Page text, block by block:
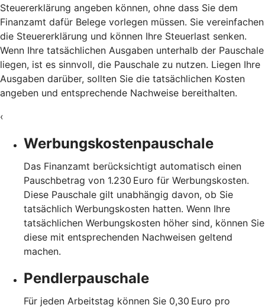
Steuererklärung angeben können, ohne dass Sie dem
Finanzamt dafür Belege vorlegen müssen. Sie vereinfachen
die Steuererklärung und können Ihre Steuerlast senken.
Wenn Ihre tatsächlichen Ausgaben unterhalb der Pauschale
liegen, ist es sinnvoll, die Pauschale zu nutzen. Liegen Ihre
Ausgaben darüber, sollten Sie die tatsächlichen Kosten
angeben und entsprechende Nachweise bereithalten.
‹
Werbungskostenpauschale
Das Finanzamt berücksichtigt automatisch einen
Pauschbetrag von 1.230 Euro für Werbungskosten.
Diese Pauschale gilt unabhängig davon, ob Sie
tatsächlich Werbungskosten hatten. Wenn Ihre
tatsächlichen Werbungskosten höher sind, können Sie
diese mit entsprechenden Nachweisen geltend
machen.
Pendlerpauschale
Für jeden Arbeitstag können Sie 0,30 Euro pro